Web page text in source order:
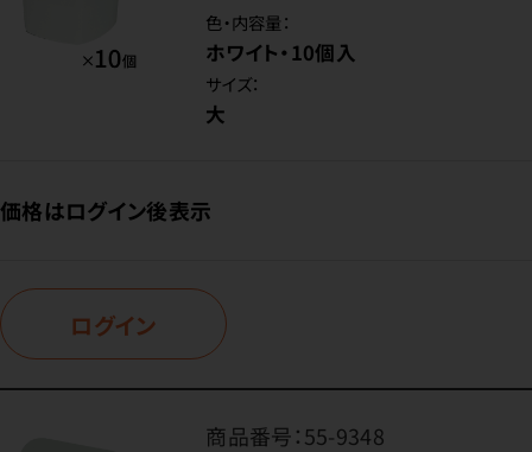
色・内容量：
ホワイト・10個入
サイズ：
大
価格はログイン後表示
ログイン
商品番号：55-9348